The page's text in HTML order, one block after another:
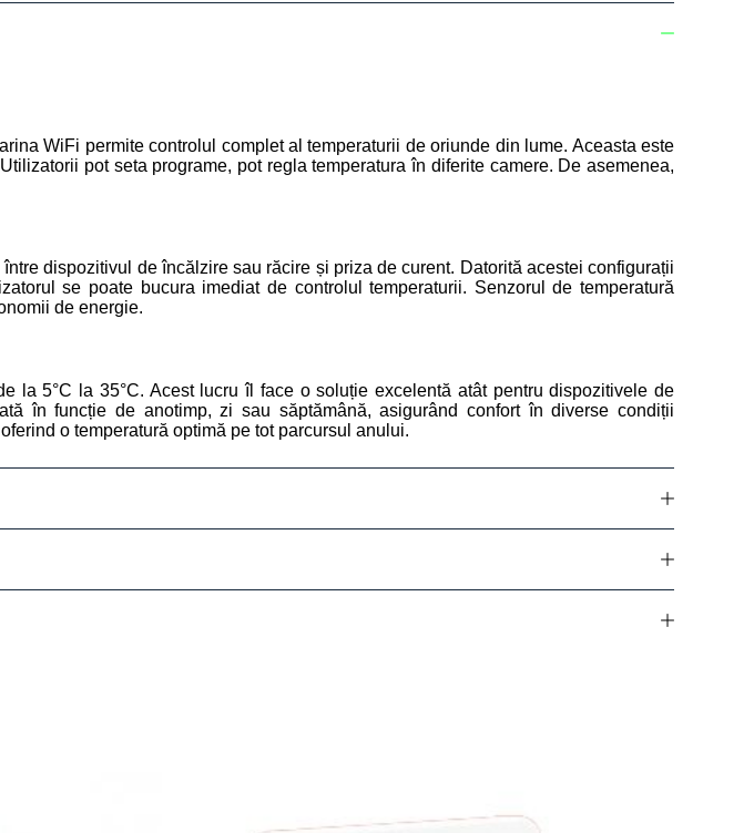
WiFi permite controlul complet al temperaturii de oriunde din lume. Aceasta este
pot seta programe, pot regla temperatura în diferite camere. De asemenea,
dispozitivul de încălzire sau răcire și priza de curent. Datorită acestei configurații
se poate bucura imediat de controlul temperaturii. Senzorul de temperatură
de energie.
la 5°C la 35°C. Acest lucru îl face o soluție excelentă atât pentru dispozitivele de
în funcție de anotimp, zi sau săptămână, asigurând confort în diverse condiții
o temperatură optimă pe tot parcursul anului.